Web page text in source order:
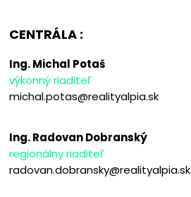
CENTRÁLA :
Ing. Michal Potaš
výkonný riaditeľ
michal.potas@realityalpia.sk
Ing. Radovan Dobranský
regionálny riaditeľ
radovan.dobransky@realityalpia.sk